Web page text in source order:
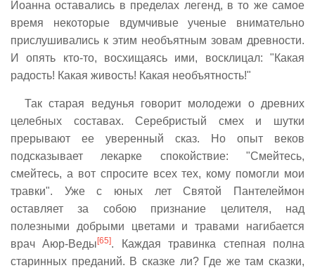
Иоанна оставались в пределах легенд, в то же самое
время некоторые вдумчивые ученые внимательно
прислушивались к этим необъятным зовам древности.
И опять кто-то, восхищаясь ими, восклицал: "Какая
радость! Какая живость! Какая необъятность!"
Так старая ведунья говорит молодежи о древних
целебных составах. Серебристый смех и шутки
прерывают ее уверенный сказ. Но опыт веков
подсказывает лекарке спокойствие: "Смейтесь,
смейтесь, а вот спросите всех тех, кому помогли мои
травки". Уже с юных лет Святой Пантелеймон
оставляет за собою признание целителя, над
полезными добрыми цветами и травами нагибается
врач Аюр-Веды[65]. Каждая травинка степная полна
старинных преданий. В сказке ли? Где же там сказки,